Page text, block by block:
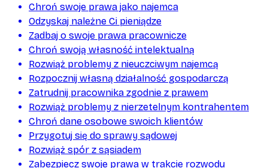
Chroń swoje prawa jako najemca
Odzyskaj należne Ci pieniądze
Zadbaj o swoje prawa pracownicze
Chroń swoją własność intelektualną
Rozwiąż problemy z nieuczciwym najemcą
Rozpocznij własną działalność gospodarczą
Zatrudnij pracownika zgodnie z prawem
Rozwiąż problemy z nierzetelnym kontrahentem
Chroń dane osobowe swoich klientów
Przygotuj się do sprawy sądowej
Rozwiąż spór z sąsiadem
Zabezpiecz swoje prawa w trakcie rozwodu